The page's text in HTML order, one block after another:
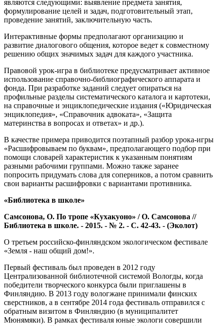
являются следующими: выявление предмета занятия,
формулирование целей и задач, подготовительный этап,
проведение занятий, заключительную часть.
Интерактивные формы предполагают организацию и
развитие диалогового общения, которое ведет к совместному
решению общих значимых задач для каждого участника.
Правовой урок-игра в библиотеке предусматривает активное
использование справочно-библиографического аппарата и
фонда. При разработке заданий следует опираться на
профильные разделы систематического каталога и картотеки,
на справочные и энциклопедические издания («Юридическая
энциклопедия», «Справочник адвоката», «Защита
материнства в вопросах и ответах» и др.).
В качестве примера приводится поэтапный разбор урока-игры
«Расшифровываем по буквам», предполагающего подбор при
помощи словарей характеристик к указанным понятиям
разными рабочими группами. Можно также заранее
попросить придумать слова для соперников, а потом сравнить
свои варианты расшифровки с вариантами противника.
«Библиотека в школе»
Самсонова, О. По тропе «Кухакуоно» / О. Самсонова //
Библиотека в школе. - 2015. - № 2. - С. 42-43. - (Эколот)
О третьем российско-финляндском экологическом фестивале
«Земля - наш общий дом!».
Первый фестиваль был проведен в 2012 году
Централизованной библиотечной системой Вологды, когда
победители творческого конкурса были приглашены в
Финляндию. В 2013 году вологжане принимали финских
сверстников, а в сентябре 2014 года фестиваль отправился с
обратным визитом в Финляндию (в муниципалитет
Мюнямяки). В рамках фестиваля юные экологи совершили